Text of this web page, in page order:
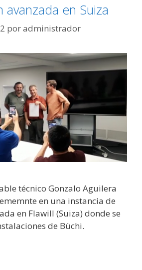
avanzada en Suiza
poradministrador
técnico Gonzalo Aguilera
en una instancia de
en Flawill (Suiza) donde se
de Büchi.